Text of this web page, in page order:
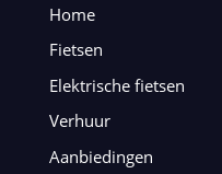
Home
Fietsen
Elektrische fietsen
Verhuur
Aanbiedingen